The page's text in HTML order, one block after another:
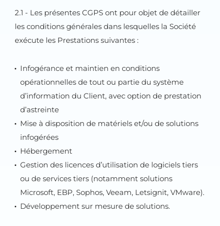
2.1 - Les présentes CGPS ont pour objet de détailler
les conditions générales dans lesquelles la Société
exécute les Prestations suivantes :
Infogérance et maintien en conditions
opérationnelles de tout ou partie du système
d’information du Client, avec option de prestation
d’astreinte
Mise à disposition de matériels et/ou de solutions
infogérées
Hébergement
Gestion des licences d’utilisation de logiciels tiers
ou de services tiers (notamment solutions
Microsoft, EBP, Sophos, Veeam, Letsignit, VMware).
Développement sur mesure de solutions.